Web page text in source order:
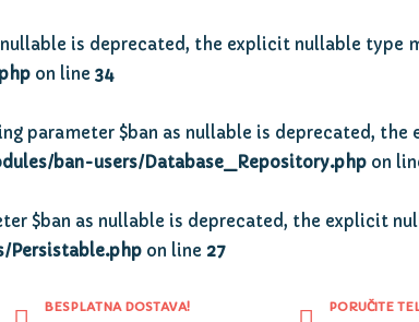
is deprecated, the explicit nullable type
on line 34
$ban as nullable is deprecated, the
ban-users/Database_Repository.php on
$ban as nullable is deprecated, the explicit
on line 27
BESPLATNA DOSTAVA! PORUČITE